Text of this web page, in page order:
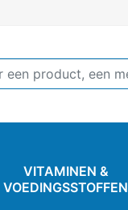
VITAMINEN &
VOEDINGSSTOFFEN